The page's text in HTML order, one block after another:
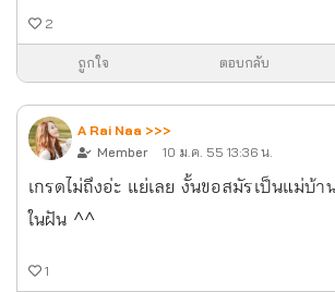
2
ถูกใจ ตอบกลับ
A Rai Naa >>>
Member
10 ม.ค. 55 13:36 น.
เกรดไม่ถึงอ่ะ แย่เลย งั้นขอสมัรเป็นแม่บ้
ในฝัน ^^
1